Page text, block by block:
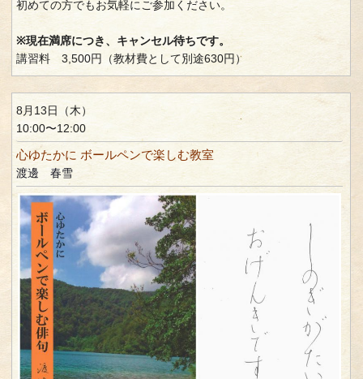
初めての方でもお気軽にご参加ください。
※現在満席につき、キャンセル待ちです。
講習料 3,500円（教材費として別途630円）
8月13日（木）
10:00〜12:00
心ゆたかに ボールペンで楽しむ教室
渡邊 春雪